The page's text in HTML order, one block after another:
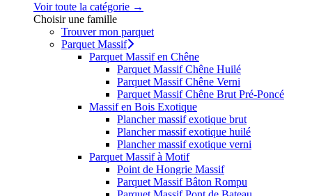
Voir toute la catégorie →
Choisir une famille
Trouver mon parquet
Parquet Massif
Parquet Massif en Chêne
Parquet Massif Chêne Huilé
Parquet Massif Chêne Verni
Parquet Massif Chêne Brut Pré-Poncé
Massif en Bois Exotique
Plancher massif exotique brut
Plancher massif exotique huilé
Plancher massif exotique verni
Parquet Massif à Motif
Point de Hongrie Massif
Parquet Massif Bâton Rompu